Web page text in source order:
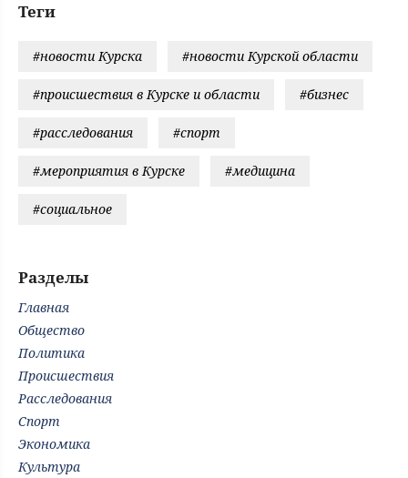
Теги
#новости Курска #новости Курской области
#происшествия в Курске и области #бизнес
#расследования #спорт
#мероприятия в Курске #медицина
#социальное
Разделы
Главная
Общество
Политика
Происшествия
Расследования
Спорт
Экономика
Культура